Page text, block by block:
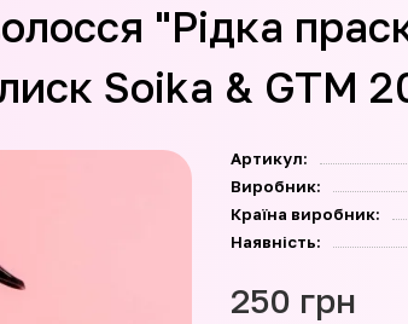
"Рідка
Soika & GTM
Артикул:
Виробник:
Країна виробник:
Наявність:
250 грн